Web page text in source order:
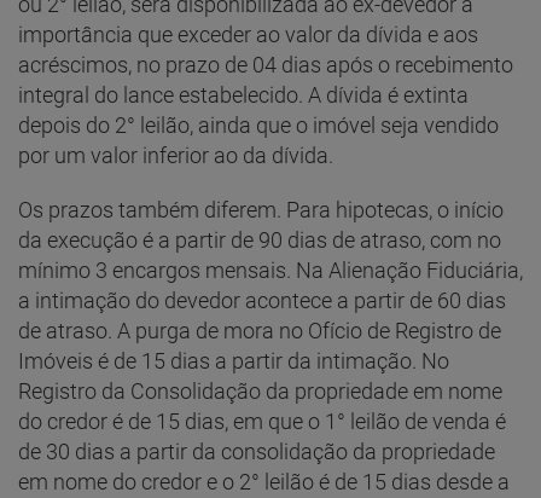
importância que exceder ao valor da dívida e aos
acréscimos, no prazo de 04 dias após o recebimento
integral do lance estabelecido. A dívida é extinta
depois do 2° leilão, ainda que o imóvel seja vendido
por um valor inferior ao da dívida.
Os prazos também diferem. Para hipotecas, o início
da execução é a partir de 90 dias de atraso, com no
mínimo 3 encargos mensais. Na Alienação Fiduciária,
a intimação do devedor acontece a partir de 60 dias
de atraso. A purga de mora no Ofício de Registro de
Imóveis é de 15 dias a partir da intimação. No
Registro da Consolidação da propriedade em nome
do credor é de 15 dias, em que o 1° leilão de venda é
de 30 dias a partir da consolidação da propriedade
em nome do credor e o 2° leilão é de 15 dias desde a